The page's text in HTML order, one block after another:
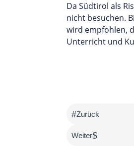
Da Südtirol als
nicht besuchen.
wird empfohlen,
Unterricht und
#Zurück
Weiter$